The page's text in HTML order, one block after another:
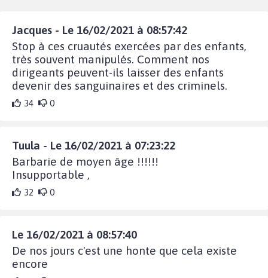
Jacques - Le 16/02/2021 à 08:57:42
Stop à ces cruautés exercées par des enfants,
très souvent manipulés. Comment nos
dirigeants peuvent-ils laisser des enfants
devenir des sanguinaires et des criminels.
34 0
Tuula - Le 16/02/2021 à 07:23:22
Barbarie de moyen âge !!!!!!
Insupportable ,
32 0
Le 16/02/2021 à 08:57:40
De nos jours c'est une honte que cela existe
encore